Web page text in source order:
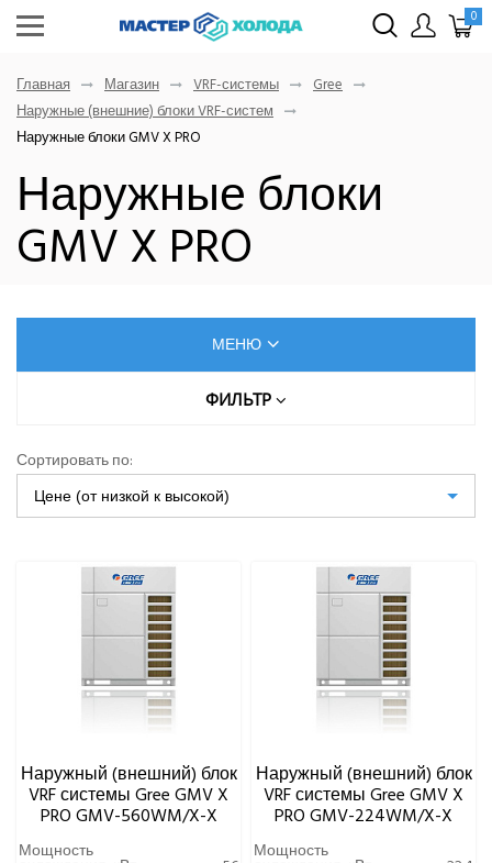
0
Главная Магазин VRF-системы
Gree
Наружные (внешние) блоки VRF-систем
Наружные блоки GMV X PRO
Наружные блоки
GMV X PRO
МЕНЮ
ОСУШИТЕЛИ ВОЗДУХА
VRF-СИСТЕМЫ
Блоки для работы с приточными установками AHU-kit
Канальные внутренние блоки VRF-систем
Кассетные внутренние блоки VRF-систем
Колонные внутренние блоки VRF-систем
Консольные внутренние блоки VRF-систем
Наружные (внешние) блоки VRF-систем
GMV5 немодульный (Slim)
Наружные блоки GMV 5 MAX
Наружные блоки GMV Mini Star
ФИЛЬТР
КОЛИЧЕСТВО ВЕНТИЛЯТОРОВ, ШТ
Сортировать по:
Цене (от низкой к высокой)
Наружный (внешний) блок
VRF системы Gree GMV X
PRO GMV-560WM/X-X
Мощность
Наружный (внешний) блок
VRF системы Gree GMV X
PRO GMV-224WM/X-X
Мощность